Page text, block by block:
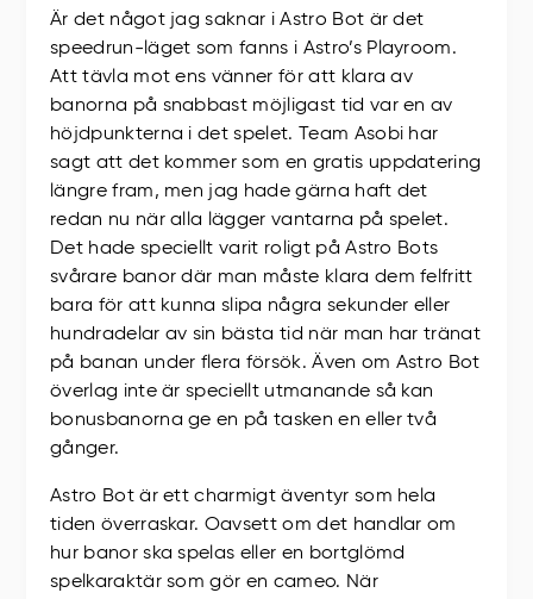
Är det något jag saknar i Astro Bot är det
speedrun-läget som fanns i Astro’s Playroom.
Att tävla mot ens vänner för att klara av
banorna på snabbast möjligast tid var en av
höjdpunkterna i det spelet. Team Asobi har
sagt att det kommer som en gratis uppdatering
längre fram, men jag hade gärna haft det
redan nu när alla lägger vantarna på spelet.
Det hade speciellt varit roligt på Astro Bots
svårare banor där man måste klara dem felfritt
bara för att kunna slipa några sekunder eller
hundradelar av sin bästa tid när man har tränat
på banan under flera försök. Även om Astro Bot
överlag inte är speciellt utmanande så kan
bonusbanorna ge en på tasken en eller två
gånger.
Astro Bot är ett charmigt äventyr som hela
tiden överraskar. Oavsett om det handlar om
hur banor ska spelas eller en bortglömd
spelkaraktär som gör en cameo. När